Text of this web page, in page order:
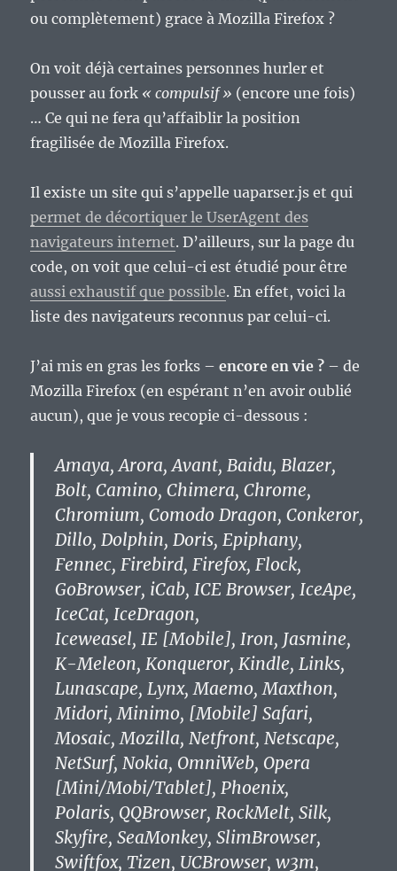
ou complètement) grace à Mozilla Firefox ?
On voit déjà certaines personnes hurler et
pousser au fork « compulsif » (encore une fois)
… Ce qui ne fera qu’affaiblir la position
fragilisée de Mozilla Firefox.
Il existe un site qui s’appelle uaparser.js et qui
permet de décortiquer le UserAgent des
navigateurs internet. D’ailleurs, sur la page du
code, on voit que celui-ci est étudié pour être
aussi exhaustif que possible. En effet, voici la
liste des navigateurs reconnus par celui-ci.
J’ai mis en gras les forks –encore en vie ? – de
Mozilla Firefox (en espérant n’en avoir oublié
aucun), que je vous recopie ci-dessous :
Amaya, Arora, Avant, Baidu, Blazer,
Bolt,Camino, Chimera, Chrome,
Chromium, Comodo Dragon,Conkeror,
Dillo, Dolphin, Doris, Epiphany,
Fennec, Firebird, Firefox, Flock,
GoBrowser, iCab, ICE Browser, IceApe,
IceCat,IceDragon,
Iceweasel, IE [Mobile], Iron, Jasmine,
K-Meleon, Konqueror, Kindle, Links,
Lunascape, Lynx, Maemo, Maxthon,
Midori, Minimo, [Mobile] Safari,
Mosaic, Mozilla, Netfront, Netscape,
NetSurf, Nokia, OmniWeb, Opera
[Mini/Mobi/Tablet], Phoenix,
Polaris, QQBrowser, RockMelt, Silk,
Skyfire, SeaMonkey, SlimBrowser,
Swiftfox, Tizen, UCBrowser, w3m,